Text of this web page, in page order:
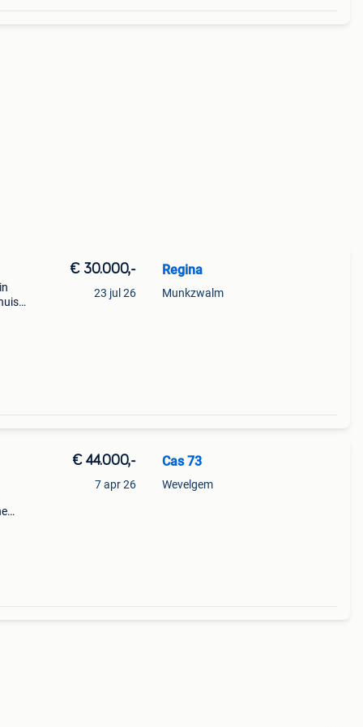
€ 30.000,-
23 jul 26
Regina
Munkzwalm
€ 44.000,-
7 apr 26
Cas 73
Wevelgem